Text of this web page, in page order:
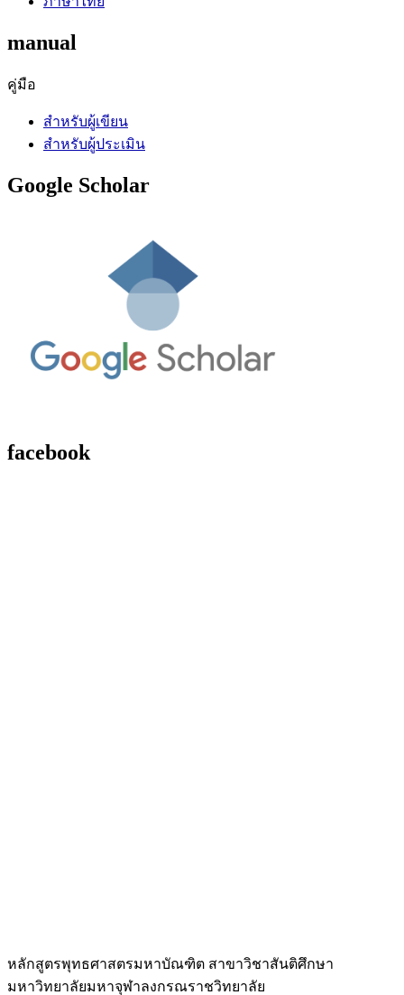
manual
คู่มือ
สำหรับผู้เขียน
สำหรับผู้ประเมิน
Google Scholar
facebook
หลักสูตรพุทธศาสตรมหาบัณฑิต สาขาวิชาสันติศึกษา
มหาวิทยาลัยมหาจุฬาลงกรณราชวิทยาลัย